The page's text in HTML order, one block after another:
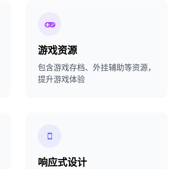
游戏资源
包含游戏存档、外挂辅助等资源，
提升游戏体验
响应式设计